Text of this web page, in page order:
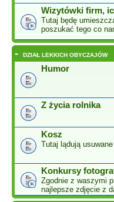
Wizytówki firm,
Tutaj będę
poszukać tego co
- DZIAŁ LEKKICH OBYCZAJÓW
Humor
Z życia rolnika
Kosz
Tutaj lądują
Konkursy
Zgodnie z waszymi
najlepsze zdjęcie z